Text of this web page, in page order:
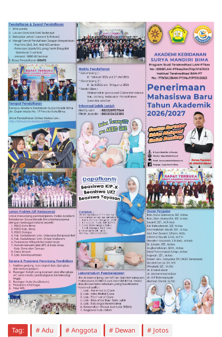
Tag: Adu Anggota Dewan
Jotos